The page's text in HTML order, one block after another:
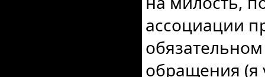
ассоциации
обращения (я